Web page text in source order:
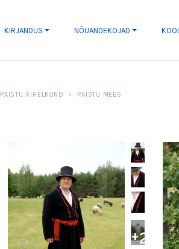
KIRJANDUS NÕUANDEKOJAD
PAISTU KIHELKOND PAISTU MEES
+2